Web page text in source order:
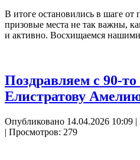
В итоге остановились в шаге от
призовые места не так важны,
и активно. Восхищаемся
Поздравляем с 90-
Елистратову
Опубликовано 14.04.2026 10:09 |
| Просмотров: 279